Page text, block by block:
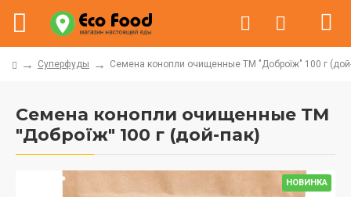
Суперфуды Семена конопли очищенные ТМ "Доброїж" 100 г
Семена конопли очищенные ТМ
"Доброїж" 100 г (дой-пак)
НОВИНКА